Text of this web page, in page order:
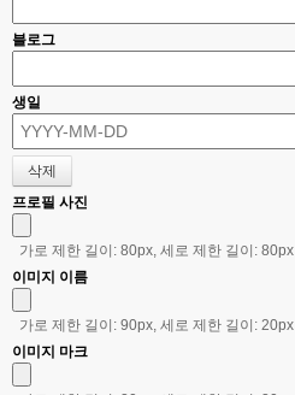
블로그
생일
프로필 사진
가로 제한 길이: 80px, 세로 제한 길이: 80px
이미지 이름
가로 제한 길이: 90px, 세로 제한 길이: 20px
이미지 마크